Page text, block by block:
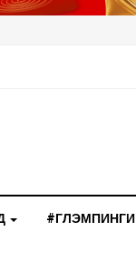
#ГЛЭМПИНГИ